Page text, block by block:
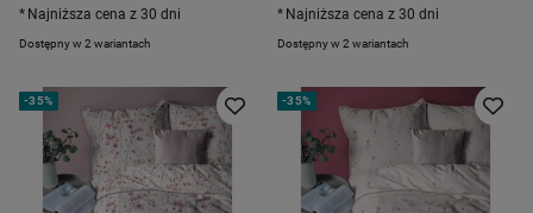
Dostępny w 2 wariantach
Najniższa cena z 30 dni
Dostępny w 2 wariantach
Najniższa cena z 30 dni
-35% -35%